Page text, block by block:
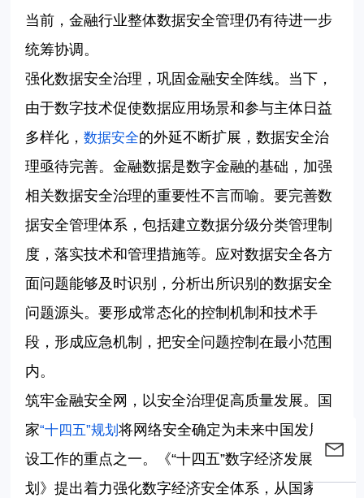
当前，金融行业整体数据安全管理仍有待进一步
统筹协调。
强化数据安全治理，巩固金融安全阵线。当下，
由于数字技术促使数据应用场景和参与主体日益
多样化，数据安全的外延不断扩展，数据安全治
理亟待完善。金融数据是数字金融的基础，加强
相关数据安全治理的重要性不言而喻。要完善数
据安全管理体系，包括建立数据分级分类管理制
度，落实技术和管理措施等。应对数据安全各方
面问题能够及时识别，分析出所识别的数据安全
问题源头。要形成常态化的控制机制和技术手
段，形成应急机制，把安全问题控制在最小范围
内。
筑牢金融安全网，以安全治理促高质量发展。国
家“十四五”规划将网络安全确定为未来中国发展建
设工作的重点之一。《“十四五”数字经济发展规
划》提出着力强化数字经济安全体系，从国家顶